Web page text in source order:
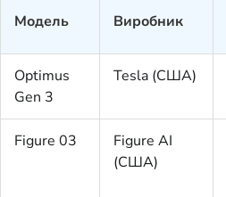
Модель Виробник
Optimus
Gen 3
Tesla (США)
Figure 03
Figure AI
(США)